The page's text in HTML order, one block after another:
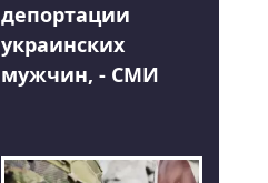
депортации
украинских
мужчин, - СМИ